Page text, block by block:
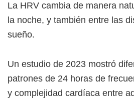
La HRV cambia de manera
la noche, y también entre las
sueño.
Un estudio de 2023 mostró
patrones de 24 horas de
y complejidad cardíaca entre